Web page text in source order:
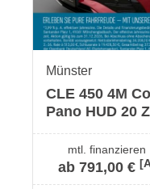
Münster
CLE 450 4M
Pano HUD 20
mtl. finanzieren
ab 791,00 €